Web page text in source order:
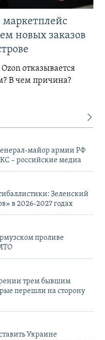
новых заказов
отказывается
В чем причина?
майор армии РФ
– российские медиа
Зеленский
в 2026-2027 годах
проливе
трем бывшим
перешли на сторону
Украине